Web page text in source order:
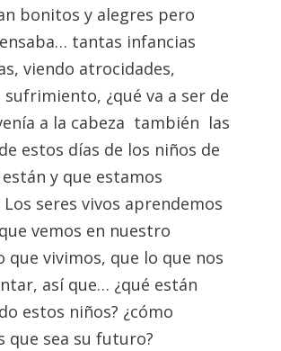
bonitos y alegres pero
tantas infancias
viendo atrocidades,
¿qué va a ser de
a la cabeza también las
estos días de los niños de
están y que estamos
Los seres vivos aprendemos
vemos en nuestro
que vivimos, que lo que nos
así que… ¿qué están
estos niños? ¿cómo
que sea su futuro?